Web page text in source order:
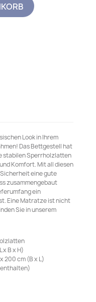
Look in Ihrem
Das Bettgestell hat
stabilen Sperrholzlatten
Komfort. Mit all diesen
eine gute
zusammengebaut
ein
Eine Matratze ist nicht
Sie in unserem
x B x H)
200 cm (B x L)